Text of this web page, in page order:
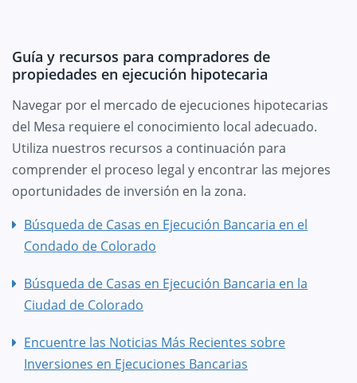
Guía y recursos para compradores de
propiedades en ejecución hipotecaria
Navegar por el mercado de ejecuciones hipotecarias
del Mesa requiere el conocimiento local adecuado.
Utiliza nuestros recursos a continuación para
comprender el proceso legal y encontrar las mejores
oportunidades de inversión en la zona.
Búsqueda de Casas en Ejecución Bancaria en el
Condado de Colorado
Búsqueda de Casas en Ejecución Bancaria en la
Ciudad de Colorado
Encuentre las Noticias Más Recientes sobre
Inversiones en Ejecuciones Bancarias